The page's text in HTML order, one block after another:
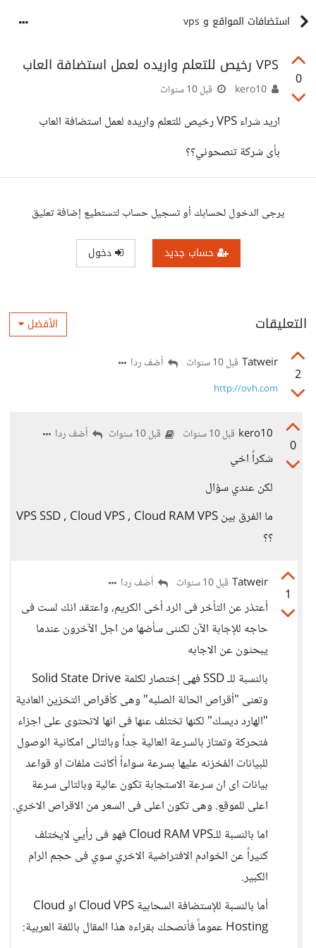
استضافات المواقع و vps
0
VPS رخيص للتعلم واريده لعمل استضافة العاب
قبل 10 سنوات
اريد شراء VPS رخيص للتعلم واريده لعمل استضافة العاب
بأى شركة تنصحوني؟؟
يرجى الدخول لحسابك أو تسجيل حساب لتستطيع إضافة تعليق
حساب جديد دخول
التعليقات الأفضل
2
Tatweir قبل 10 سنوات أضف ردا
http://ovh.com
0
kero10 قبل 10 سنوات قبل 10 سنوات أضف ردا
شكراً اخي
لكن عندي سؤال
ما الفرق بين VPS SSD , Cloud VPS , Cloud RAM VPS
؟؟
1
Tatweir قبل 10 سنوات أضف ردا
أعتذر عن التأخر فى الرد أخى الكريم، واعتقد انك لست فى
حاجه للإجابة الآن لكننى سأضها من اجل الآخرون عندما
يبحثون عن الاجابه
بالنسبة للـ SSD فهى إختصار لكلمة Solid State Drive
وتعنى "أقراص الحالة الصلبه" وهى كأقراص التخزين العادية
"الهارد ديسك" لكنها تختلف عنها فى انها لاتحتوى على اجزاء
مُتحركة وتمتاز بالسرعة العالية جداً وبالتالى امكانية الوصول
للبيانات المُخزنه عليها بسرعة سواءاً أكانت ملفات او قواعد
بيانات اى ان سرعة الاستجابة تكون عالية وبالتالى سرعة
اعلى للموقع. وهى تكون اعلى فى السعر من الاقراص الاخري.
اما بالنسبة للـCloud RAM VPS فهو فى رأيي لايختلف
كثيراً عن الخوادم الافتراضية الاخري سوي فى حجم الرام
الكبير.
أما بالنسبة للإستضافة السحابية Cloud VPS او Cloud
Hosting عموماً فأنصحك بقراءه هذا المقال باللغة العربية: